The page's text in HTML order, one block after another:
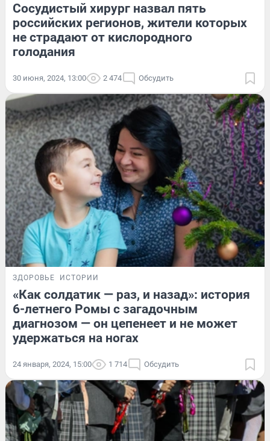
Сосудистый хирург назвал пять
российских регионов, жители которых
не страдают от кислородного
голодания
30 июня, 2024, 13:00 2 474 Обсудить
ЗДОРОВЬЕ ИСТОРИИ
«Как солдатик — раз, и назад»: история
6-летнего Ромы с загадочным
диагнозом — он цепенеет и не может
удержаться на ногах
24 января, 2024, 15:00 1 714 Обсудить